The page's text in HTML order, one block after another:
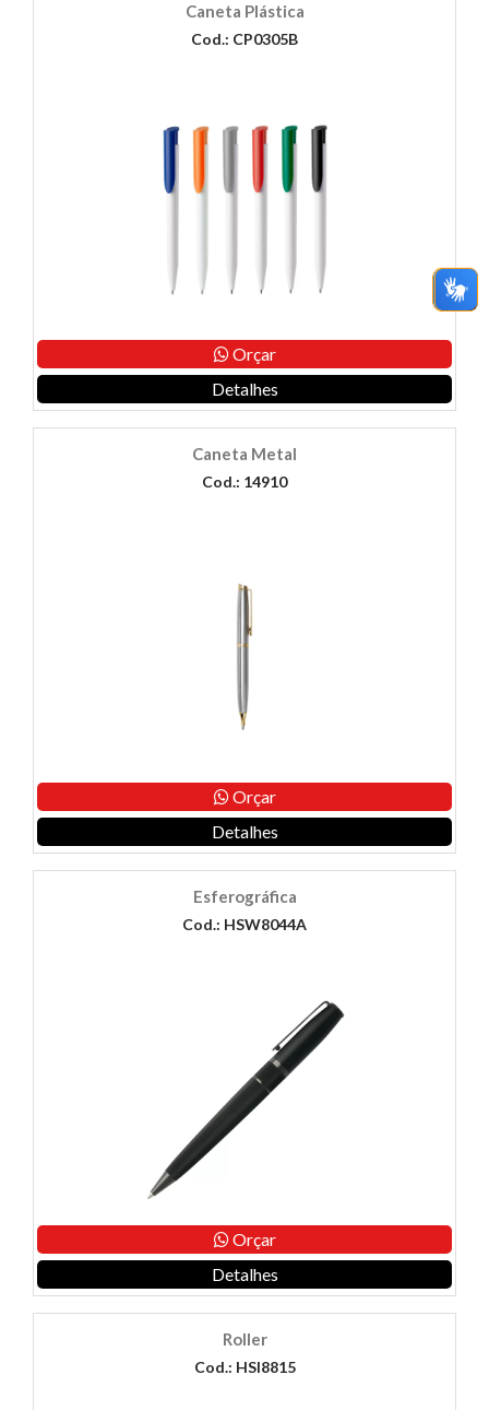
Caneta Plástica
Cod.: CP0305B
Orçar
Detalhes
Caneta Metal
Cod.: 14910
Orçar
Detalhes
Esferográfica
Cod.: HSW8044A
Orçar
Detalhes
Roller
Cod.: HSI8815